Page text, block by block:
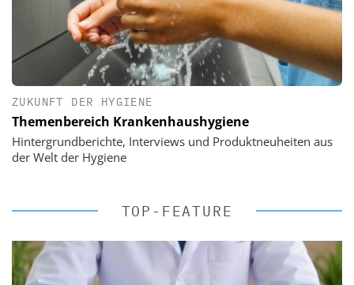
ZUKUNFT DER HYGIENE
Themenbereich Krankenhaushygiene
Hintergrundberichte, Interviews und Produktneuheiten aus
der Welt der Hygiene
TOP-FEATURE